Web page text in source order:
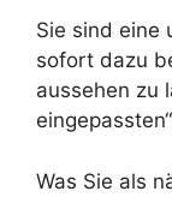
Sie sind eine
sofort dazu
aussehen zu
Was Sie als